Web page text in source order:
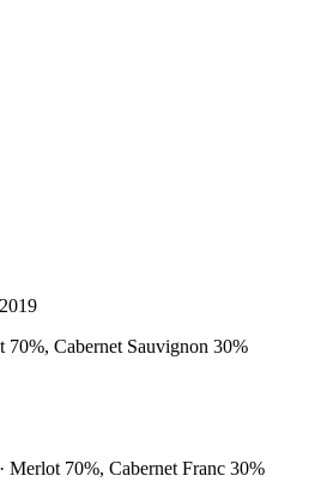
70%, Cabernet Sauvignon 30%
70%, Cabernet Franc 30%